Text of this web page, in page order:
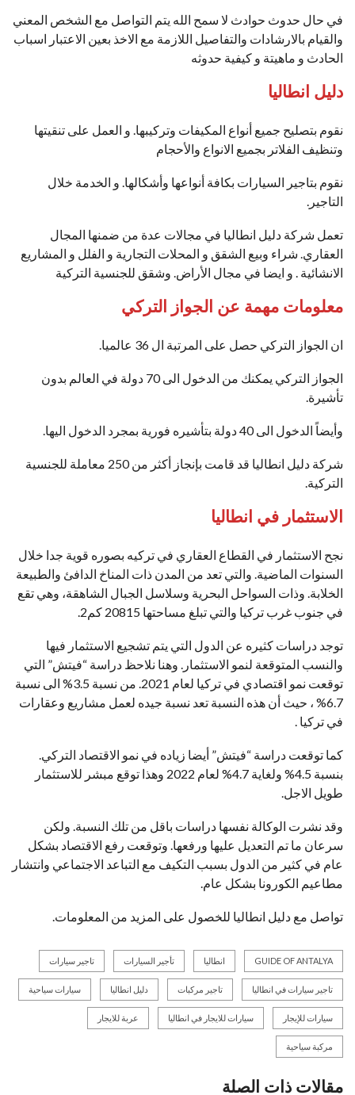
في حال حدوث حوادث لا سمح الله يتم التواصل مع الشخص المعني
والقيام بالارشادات والتفاصيل اللازمة مع الاخذ بعين الاعتبار اسباب
الحادث و ماهيتة و كيفية حدوثه
دليل انطاليا
نقوم بتصليح جميع أنواع المكيفات وتركيبها. و العمل على تنقيتها
وتنظيف الفلاتر بجميع الانواع والأحجام
نقوم بتاجير السيارات بكافة أنواعها وأشكالها. و الخدمة خلال
التاجير.
تعمل شركة دليل انطاليا في مجالات عدة من ضمنها المجال
العقاري. شراء وبيع الشقق و المحلات التجارية و الفلل و المشاريع
الانشائية . و ايضا في مجال الأراض. وشقق للجنسية التركية
معلومات مهمة عن الجواز التركي
ان الجواز التركي حصل على المرتبة ال 36 عالميا.
الجواز التركي يمكنك من الدخول الى 70 دولة في العالم بدون
تأشيرة.
وأيضاً الدخول الى 40 دولة بتأشيره فورية بمجرد الدخول اليها.
شركة دليل انطاليا قد قامت بإنجاز أكثر من 250 معاملة للجنسية
التركية.
الاستثمار في انطاليا
نجح الاستثمار في القطاع العقاري في تركيه بصوره قوية جدا خلال
السنوات الماضية. والتي تعد من المدن ذات المناخ الدافئ والطبيعة
الخلابة. وذات السواحل البحرية وسلاسل الجبال الشاهقة، وهي تقع
في جنوب غرب تركيا والتي تبلغ مساحتها 20815 كم2.
توجد دراسات كثيره عن الدول التي يتم تشجيع الاستثمار فيها
والنسب المتوقعة لنمو الاستثمار. وهنا نلاحظ دراسة “فيتش” التي
توقعت نمو اقتصادي في تركيا لعام 2021. من نسبة 3.5% الى نسبة
6.7% ، حيث أن هذه النسبة تعد نسبة جيده لعمل مشاريع وعقارات
في تركيا .
كما توقعت دراسة “فيتش” أيضا زياده في نمو الاقتصاد التركي.
بنسبة 4.5% ولغاية 4.7% لعام 2022 وهذا توقع مبشر للاستثمار
طويل الاجل.
وقد نشرت الوكالة نفسها دراسات باقل من تلك النسبة. ولكن
سرعان ما تم التعديل عليها ورفعها. وتوقعت رفع الاقتصاد بشكل
عام في كثير من الدول بسبب التكيف مع التباعد الاجتماعي وانتشار
مطاعيم الكورونا بشكل عام.
تواصل مع دليل انطاليا للخصول على المزيد من المعلومات.
GUIDE OF ANTALYA انطاليا تأجير السيارات تاجير سيارات
تاجير سيارات في انطاليا تاجير مركبات دليل انطاليا سيارات سياحية
سيارات للإيجار سيارات للايجار في انطاليا عربة للايجار
مركبة سياحية
مقالات ذات الصلة